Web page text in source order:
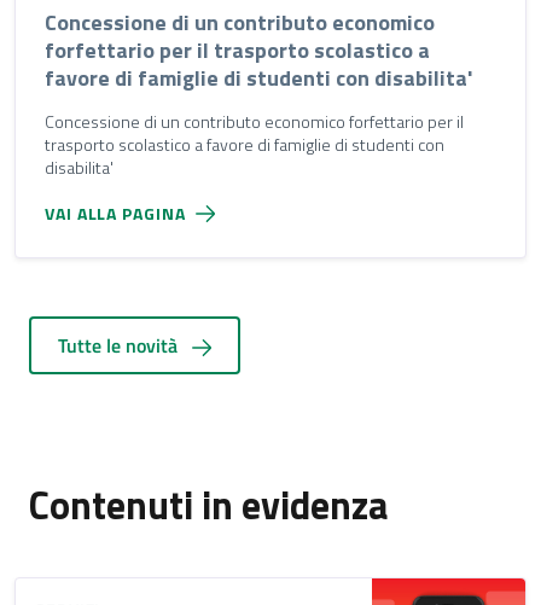
Concessione di un contributo economico
forfettario per il trasporto scolastico a
favore di famiglie di studenti con disabilita'
Concessione di un contributo economico forfettario per il
trasporto scolastico a favore di famiglie di studenti con
disabilita'
VAI ALLA PAGINA
Tutte le novità
Contenuti in evidenza